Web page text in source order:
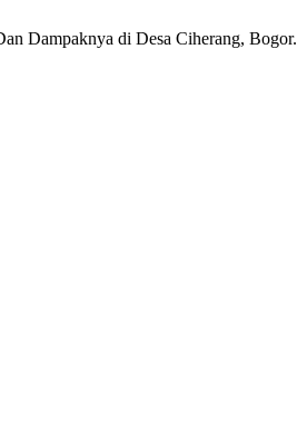
Dampaknya di Desa Ciherang, Bogor.